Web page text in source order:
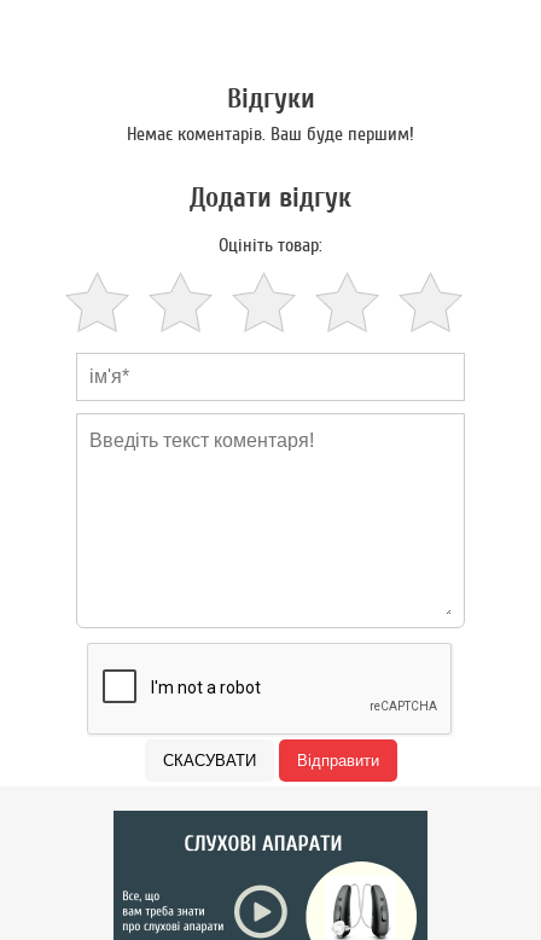
Відгуки
Немає коментарів. Ваш буде першим!
Додати відгук
Оцініть товар: